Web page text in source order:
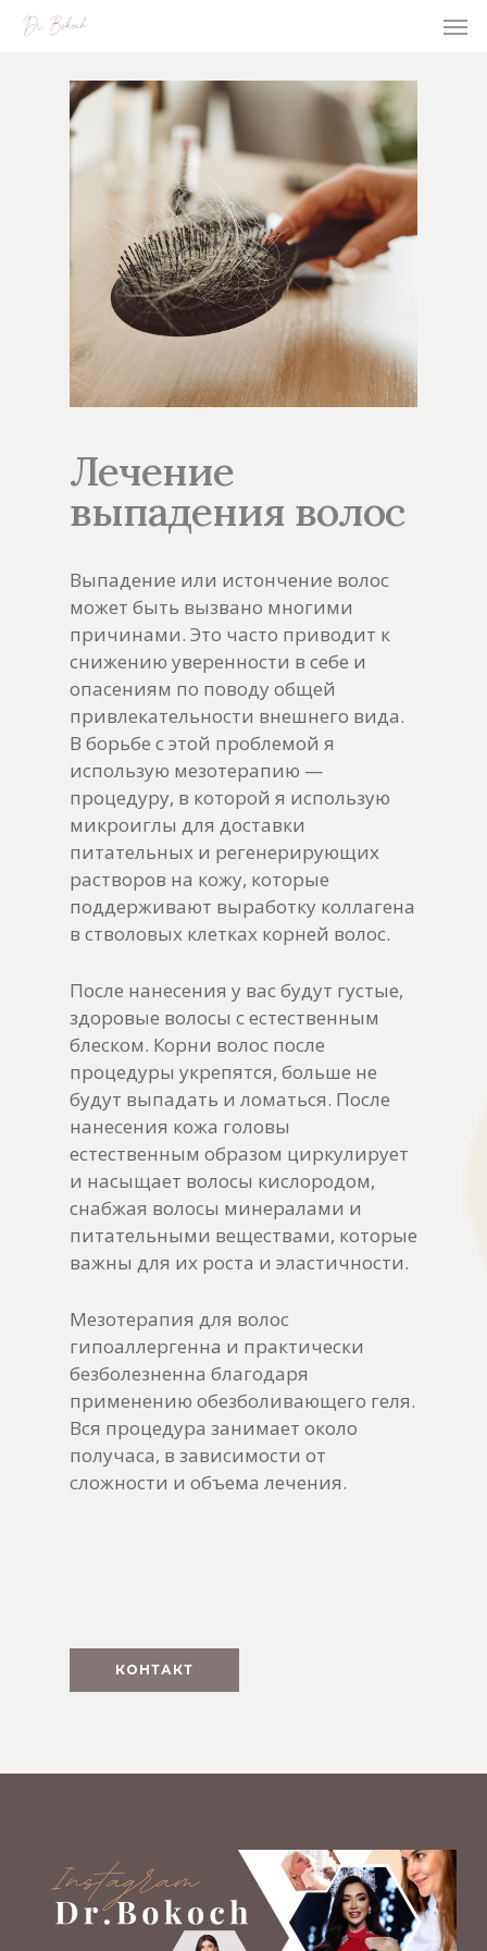
Лечение
выпадения волос
Выпадение или истончение волос
может быть вызвано многими
причинами. Это часто приводит к
снижению уверенности в себе и
опасениям по поводу общей
привлекательности внешнего вида.
В борьбе с этой проблемой я
использую мезотерапию —
процедуру, в которой я использую
микроиглы для доставки
питательных и регенерирующих
растворов на кожу, которые
поддерживают выработку коллагена
в стволовых клетках корней волос.
После нанесения у вас будут густые,
здоровые волосы с естественным
блеском. Корни волос после
процедуры укрепятся, больше не
будут выпадать и ломаться. После
нанесения кожа головы
естественным образом циркулирует
и насыщает волосы кислородом,
снабжая волосы минералами и
питательными веществами, которые
важны для их роста и эластичности.
Мезотерапия для волос
гипоаллергенна и практически
безболезненна благодаря
применению обезболивающего геля.
Вся процедура занимает около
получаса, в зависимости от
сложности и объема лечения.
КОНТАКТ